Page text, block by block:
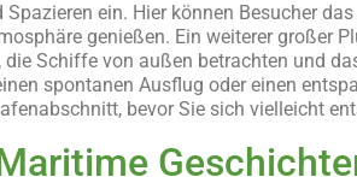
ein. Hier können Besucher
genießen. Ein weiterer großer
Schiffe von außen betrachten und
spontanen Ausflug oder einen
bevor Sie sich vielleicht